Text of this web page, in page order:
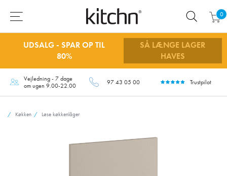
0
UDSALG - SPAR OP TIL
80%
SÅ LÆNGE LAGER
HAVES
Vejledning - 7 dage
om ugen 9.00-22.00
97 43 05 00 Trustpilot
Køkken Løse køkkenlåger